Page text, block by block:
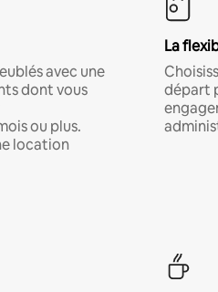
avec une
dont vous
ou plus.
location
La
départ